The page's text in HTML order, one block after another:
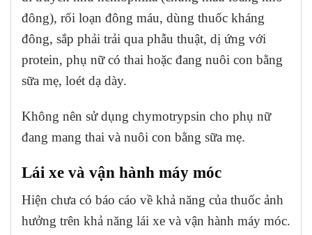
đông), rối loạn đông máu, dùng thuốc kháng
đông, sắp phải trải qua phẫu thuật, dị ứng với
protein, phụ nữ có thai hoặc đang nuôi con bằng
sữa mẹ, loét dạ dày.
Không nên sử dụng chymotrypsin cho phụ nữ
đang mang thai và nuôi con bằng sữa mẹ.
Lái xe và vận hành máy móc
Hiện chưa có báo cáo về khả năng của thuốc ảnh
hưởng trên khả năng lái xe và vận hành máy móc.